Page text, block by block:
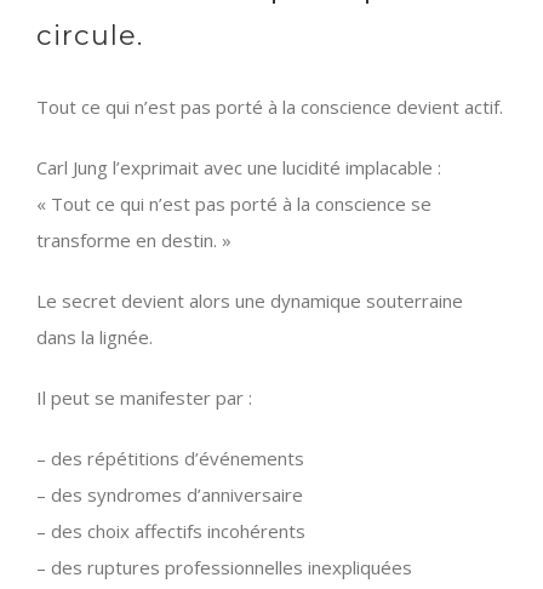
circule.
Tout ce qui n’est pas porté à la conscience devient actif.
Carl Jung l’exprimait avec une lucidité implacable :
« Tout ce qui n’est pas porté à la conscience se
transforme en destin. »
Le secret devient alors une dynamique souterraine
dans la lignée.
Il peut se manifester par :
– des répétitions d’événements
– des syndromes d’anniversaire
– des choix affectifs incohérents
– des ruptures professionnelles inexpliquées